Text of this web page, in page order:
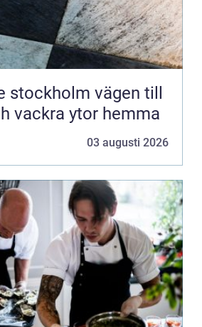
vägen till
vackra ytor hemma
03 augusti 2026